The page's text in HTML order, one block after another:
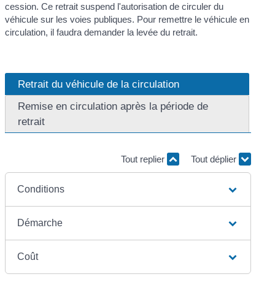
cession. Ce retrait suspend l'autorisation de circuler du
véhicule sur les voies publiques. Pour remettre le véhicule en
circulation, il faudra demander la levée du retrait.
Retrait du véhicule de la circulation
Remise en circulation après la période de
retrait
Tout replier Tout déplier
Conditions
Démarche
Coût